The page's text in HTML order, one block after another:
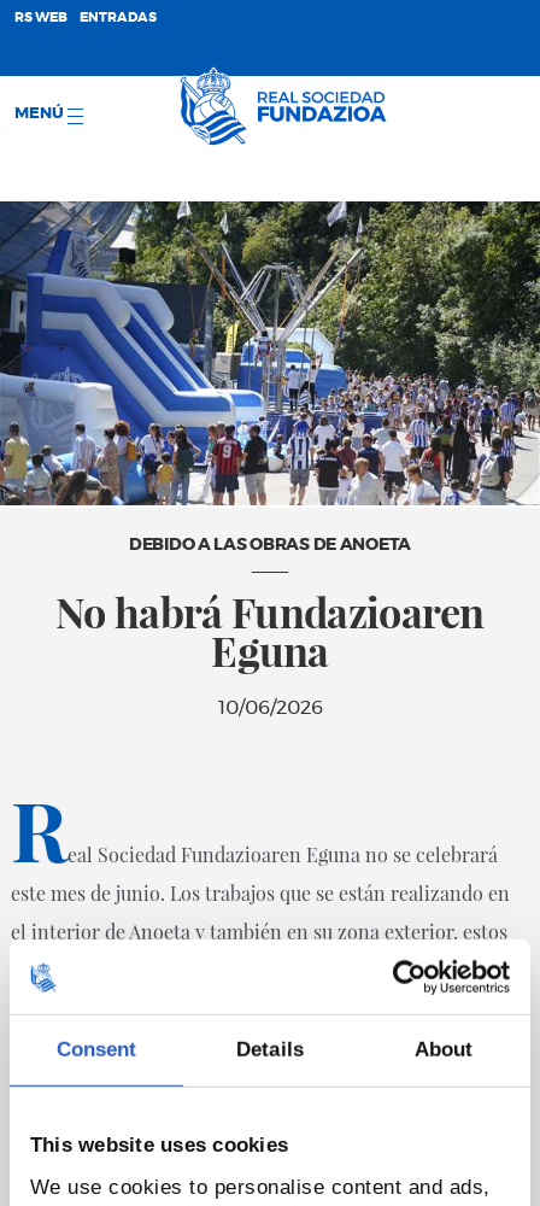
Consent Details About
This website uses cookies
We use cookies to personalise content and ads,
RS WEB ENTRADAS
MENÚ
DEBIDO A LAS OBRAS DE ANOETA
No habrá Fundazioaren
Eguna
10/06/2026
Real Sociedad Fundazioaren Eguna no se celebrará
este mes de junio. Los trabajos que se están realizando en
el interior de Anoeta y también en su zona exterior, estos
últimos debido a las obras del topo, impiden que la zona
habitual en la que se suele celebrar la fiesta de cada mes de
junio pueda llevarse a cabo.
próximo curso esta especial celebración y fiesta de toda la
familia txuri urdin.